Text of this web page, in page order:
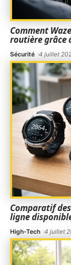
Comment
routière grâce
Sécurité 4 juillet
Comparatif
ligne
High-Tech 4 juillet